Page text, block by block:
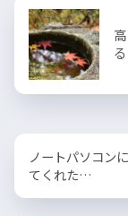
ノートパソコン
てくれた…